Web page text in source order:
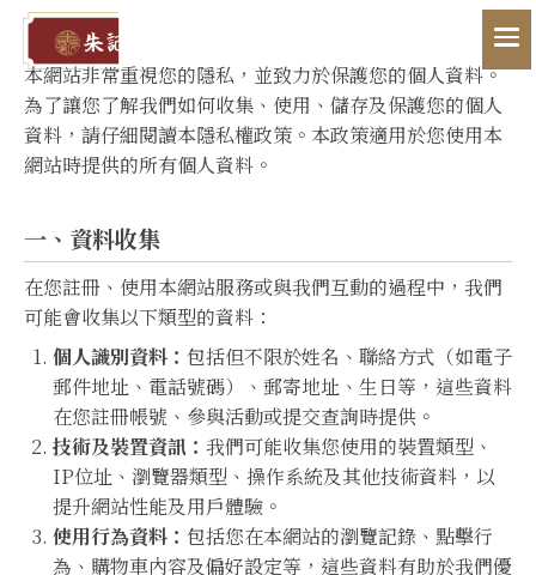
本網站非常重視您的隱私，並致力於保護您的個人資料。
為了讓您了解我們如何收集、使用、儲存及保護您的個人
資料，請仔細閱讀本隱私權政策。本政策適用於您使用本
網站時提供的所有個人資料。
一、資料收集
在您註冊、使用本網站服務或與我們互動的過程中，我們
可能會收集以下類型的資料：
個人識別資料： 包括但不限於姓名、聯絡方式（如電子
郵件地址、電話號碼）、郵寄地址、生日等，這些資料
在您註冊帳號、參與活動或提交查詢時提供。
技術及裝置資訊： 我們可能收集您使用的裝置類型、
IP位址、瀏覽器類型、操作系統及其他技術資料，以
提升網站性能及用戶體驗。
使用行為資料： 包括您在本網站的瀏覽記錄、點擊行
為、購物車內容及偏好設定等，這些資料有助於我們優